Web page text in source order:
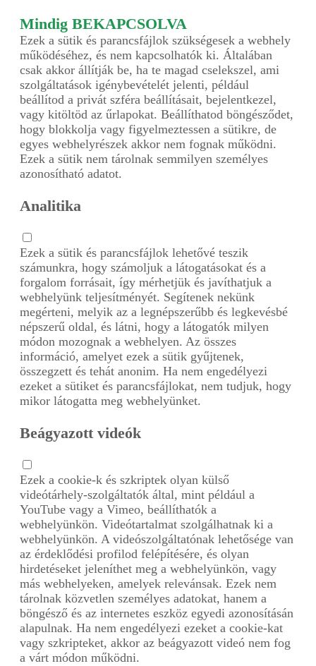
Mindig BEKAPCSOLVA
Ezek a sütik és parancsfájlok szükségesek a webhely
működéséhez, és nem kapcsolhatók ki. Általában
csak akkor állítják be, ha te magad cselekszel, ami
szolgáltatások igénybevételét jelenti, például
beállítod a privát szféra beállításait, bejelentkezel,
vagy kitöltöd az űrlapokat. Beállíthatod böngésződet,
hogy blokkolja vagy figyelmeztessen a sütikre, de
egyes webhelyrészek akkor nem fognak működni.
Ezek a sütik nem tárolnak semmilyen személyes
azonosítható adatot.
Analitika
Ezek a sütik és parancsfájlok lehetővé teszik
számunkra, hogy számoljuk a látogatásokat és a
forgalom forrásait, így mérhetjük és javíthatjuk a
webhelyünk teljesítményét. Segítenek nekünk
megérteni, melyik az a legnépszerűbb és legkevésbé
népszerű oldal, és látni, hogy a látogatók milyen
módon mozognak a webhelyen. Az összes
információ, amelyet ezek a sütik gyűjtenek,
összegzett és tehát anonim. Ha nem engedélyezi
ezeket a sütiket és parancsfájlokat, nem tudjuk, hogy
mikor látogatta meg webhelyünket.
Beágyazott videók
Ezek a cookie-k és szkriptek olyan külső
videótárhely-szolgáltatók által, mint például a
YouTube vagy a Vimeo, beállíthatók a
webhelyünkön. Videótartalmat szolgálhatnak ki a
webhelyünkön. A videószolgáltatónak lehetősége van
az érdeklődési profilod felépítésére, és olyan
hirdetéseket jeleníthet meg a webhelyünkön, vagy
más webhelyeken, amelyek relevánsak. Ezek nem
tárolnak közvetlen személyes adatokat, hanem a
böngésző és az internetes eszköz egyedi azonosításán
alapulnak. Ha nem engedélyezi ezeket a cookie-kat
vagy szkripteket, akkor az beágyazott videó nem fog
a várt módon működni.